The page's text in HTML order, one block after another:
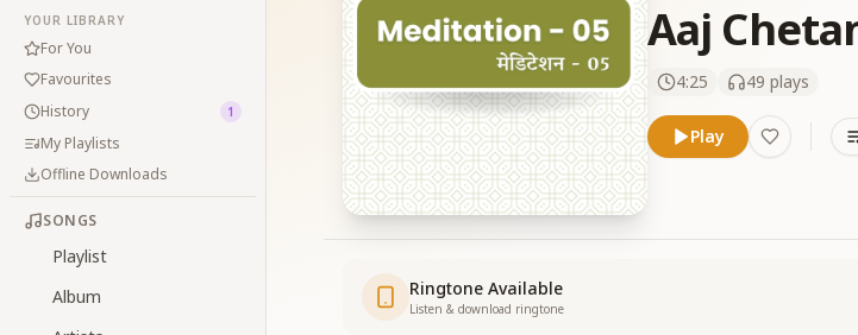
YOUR LIBRARY
For You
Favourites
History
1
My Playlists
Offline Downloads
SONGS
Playlist
Album
Aaj
4:25 49 plays
Play
Ringtone Available
Listen & download ringtone